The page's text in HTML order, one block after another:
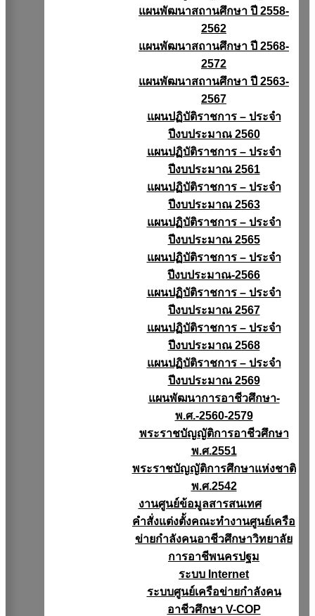
แผนพัฒนาสถานศึกษา ปี 2558-
2562
แผนพัฒนาสถานศึกษา ปี 2568-
2572
แผนพัฒนาสถานศึกษา ปี 2563-
2567
แผนปฏิบัติราชการ – ประจำ
ปีงบประมาณ 2560
แผนปฏิบัติราชการ – ประจำ
ปีงบประมาณ 2561
แผนปฏิบัติราชการ – ประจำ
ปีงบประมาณ 2563
แผนปฏิบัติราชการ – ประจำ
ปีงบประมาณ 2565
แผนปฏิบัติราชการ – ประจำ
ปีงบประมาณ-2566
แผนปฏิบัติราชการ – ประจำ
ปีงบประมาณ 2567
แผนปฏิบัติราชการ – ประจำ
ปีงบประมาณ 2568
แผนปฏิบัติราชการ – ประจำ
ปีงบประมาณ 2569
แผนพัฒนาการอาชีวศึกษา-
พ.ศ.-2560-2579
พระราชบัญญัติการอาชีวศึกษา
พ.ศ.2551
พระราชบัญญัติการศึกษาแห่งชาติ
พ.ศ.2542
งานศูนย์ข้อมูลสารสนเทศ
คำสั่งแต่งตั้งคณะทำงานศูนย์เครือ
ข่ายกำลังคนอาชีวศึกษาวิทยาลัย
การอาชีพนครปฐม
ระบบ Internet
ระบบศูนย์เครือข่ายกำลังคน
อาชีวศึกษา V-COP